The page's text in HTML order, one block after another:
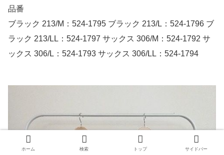
品番
ブラック 213/M：524-1795 ブラック 213/L：524-1796 ブ
ラック 213/LL：524-1797 サックス 306/M：524-1792 サ
ックス 306/L：524-1793 サックス 306/LL：524-1794
ホーム 検索 トップ サイドバー